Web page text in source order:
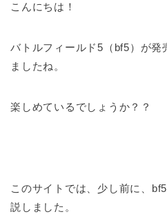
こんにちは！
バトルフィールド5（bf5）が発
ましたね。
楽しめているでしょうか？？
このサイトでは、少し前に、
説しました。